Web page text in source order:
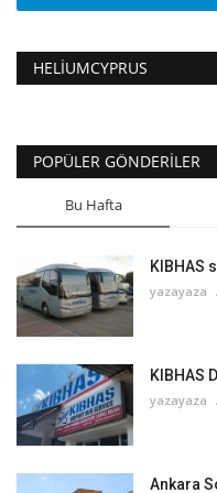
HELIUMCYPRUS
POPÜLER GÖNDERILER
Bu Hafta
KIBHAS
yazayaza
KIBHAS
yazayaza
Ankara